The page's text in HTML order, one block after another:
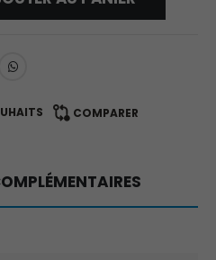
COMPARER